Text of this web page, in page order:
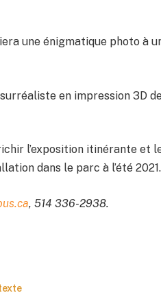
une énigmatique photo à
en impression 3D
l’exposition itinérante et
dans le parc à l’été 2021.
, 514 336-2938.